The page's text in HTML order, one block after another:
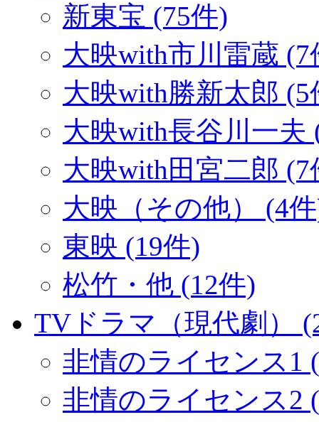
新東宝 (75件)
大映with市川雷蔵 (7
大映with勝新太郎 (5
大映with長谷川一夫
大映with田宮二郎 (7
大映（その他） (4
東映 (19件)
松竹・他 (12件)
TVドラマ（現代劇）
非情のライセンス1
非情のライセンス2